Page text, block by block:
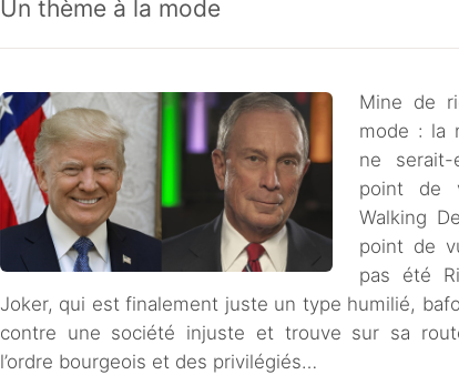
Un thème à la mode
Mine de
mode : la
ne serait-
point de
Walking
point de
pas été
Joker, qui est finalement juste un type humilié,
contre une société injuste et trouve sur sa
l’ordre bourgeois et des privilégiés…